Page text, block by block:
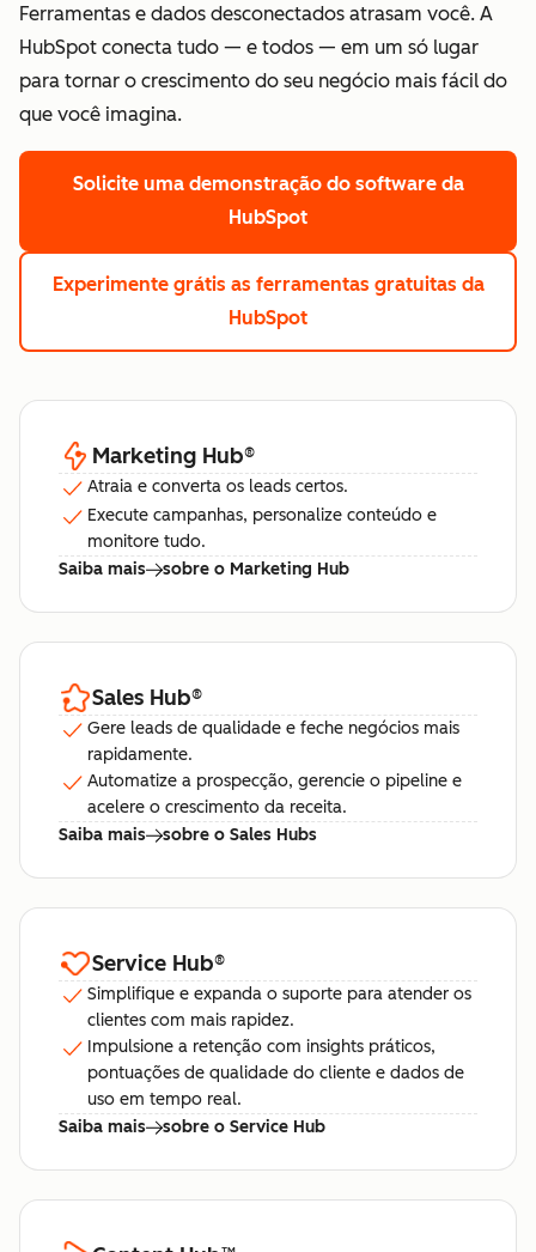
Ferramentas e dados desconectados atrasam você. A
HubSpot conecta tudo — e todos — em um só lugar
para tornar o crescimento do seu negócio mais fácil do
que você imagina.
Solicite uma demonstração do software da
HubSpot
Experimente grátis as ferramentas gratuitas da
HubSpot
Marketing Hub®
Atraia e converta os leads certos.
Execute campanhas, personalize conteúdo e
monitore tudo.
Saiba mais
sobre o Marketing Hub
Sales Hub®
Gere leads de qualidade e feche negócios mais
rapidamente.
Automatize a prospecção, gerencie o pipeline e
acelere o crescimento da receita.
Saiba mais
sobre o Sales Hubs
Service Hub®
Simplifique e expanda o suporte para atender os
clientes com mais rapidez.
Impulsione a retenção com insights práticos,
pontuações de qualidade do cliente e dados de
uso em tempo real.
Saiba mais
sobre o Service Hub